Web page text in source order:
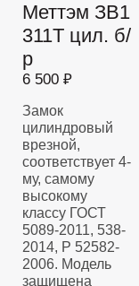
Меттэм ЗВ1
311Т цил. б/
р
6 500 ₽
Замок
цилиндровый
врезной,
соответствует 4-
му, самому
высокому
классу ГОСТ
5089-2011, 538-
2014, Р 52582-
2006. Модель
защищена